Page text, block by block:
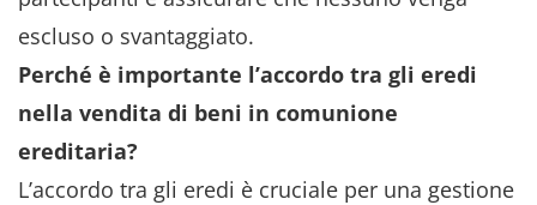
escluso o svantaggiato.
Perché è importante l’accordo tra gli eredi
nella vendita di beni in comunione
ereditaria?
L’accordo tra gli eredi è cruciale per una gestione